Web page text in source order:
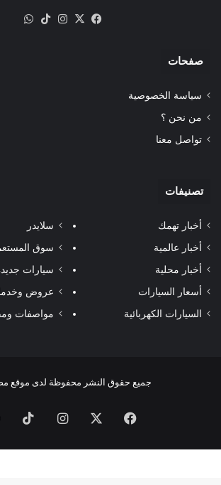
فيسبوك
‫X انستقرام‫TikTok
صفحات
سياسة الخصوصية
من نحن ؟
تواصل معنا
تصنيفات
أخبار تهمك
أخبار عالمية
أخبار محلية
أسعار السيارات
السيارات الكهربائية
سلايدر
سوق
سيارات
عروض
مواصفات
جميع حقوق النشر محفوظة لدى موقع
فيسبوك انستقرام